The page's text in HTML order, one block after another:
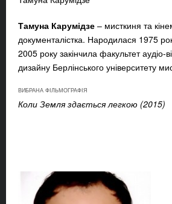
Тамуна Карумідзе – мисткиня та
документалістка. Народилася 1975
2005 року закінчила факультет аудіо-
дизайну Берлінського університету
ВИБРАНА ФІЛЬМОГРАФІЯ
Коли Земля здається легкою (2015)